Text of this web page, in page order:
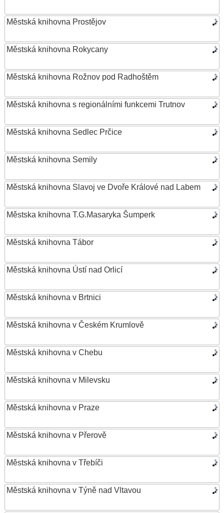
Městská knihovna Prostějov
Městská knihovna Rokycany
Městská knihovna Rožnov pod Radhoštěm
Městská knihovna s regionálními funkcemi Trutnov
Městská knihovna Sedlec Prčice
Městská knihovna Semily
Městská knihovna Slavoj ve Dvoře Králové nad Labem
Městska knihovna T.G.Masaryka Šumperk
Městská knihovna Tábor
Městská knihovna Ústí nad Orlicí
Městská knihovna v Brtnici
Městská knihovna v Českém Krumlově
Městská knihovna v Chebu
Městská knihovna v Milevsku
Městská knihovna v Praze
Městská knihovna v Přerově
Městská knihovna v Třebíči
Městská knihovna v Týně nad Vltavou